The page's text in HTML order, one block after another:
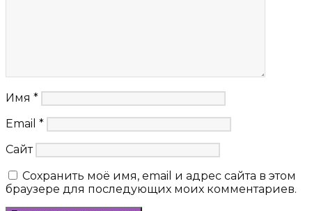
Имя *
Email *
Сайт
Сохранить моё имя, email и адрес сайта в этом
браузере для последующих моих комментариев.